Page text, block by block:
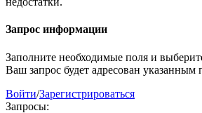
Запрос информации
Заполните необходимые поля и
Ваш запрос будет адресован указанным
Войти/Зарегистрироваться
Запросы: